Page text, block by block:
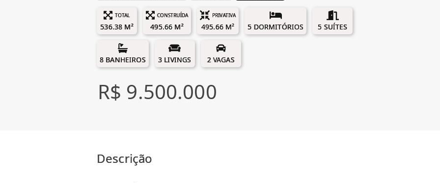
TOTAL
536.38 M²
CONSTRUÍDA
495.66 M²
PRIVATIVA
495.66 M² 5 DORMITÓRIOS 5 SUÍTES
8 BANHEIROS 3 LIVINGS 2 VAGAS
R$ 9.500.000
Descrição